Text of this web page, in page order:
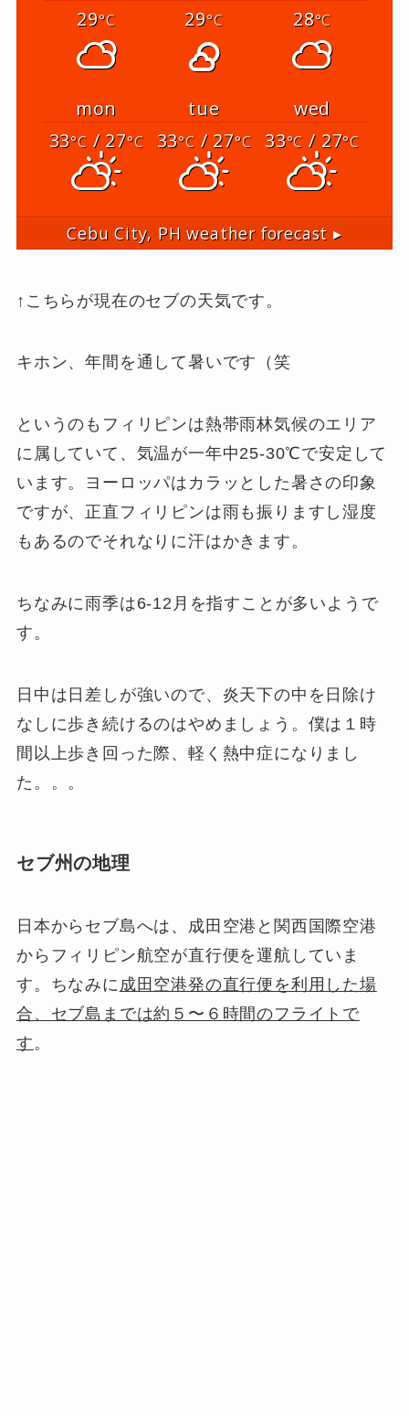
29°C 29°C 28°C
mon tue
wed
33°C / 27°C 33°C / 27°C 33°C / 27°C
Cebu City, PH weather forecast ▸
↑こちらが現在のセブの天気です。
キホン、年間を通して暑いです（笑
というのもフィリピンは熱帯雨林気候のエリア
に属していて、気温が一年中25-30℃で安定して
います。ヨーロッパはカラッとした暑さの印象
ですが、正直フィリピンは雨も振りますし湿度
もあるのでそれなりに汗はかきます。
ちなみに雨季は6-12月を指すことが多いようで
す。
日中は日差しが強いので、炎天下の中を日除け
なしに歩き続けるのはやめましょう。僕は１時
間以上歩き回った際、軽く熱中症になりまし
た。。。
セブ州の地理
日本からセブ島へは、成田空港と関西国際空港
からフィリピン航空が直行便を運航していま
す。ちなみに成田空港発の直行便を利用した場
合、セブ島までは約５〜６時間のフライトで
す。